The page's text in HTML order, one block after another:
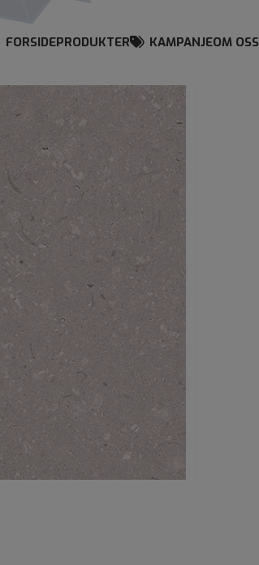
FORSIDEPRODUKTER KAMPANJEOM OSS